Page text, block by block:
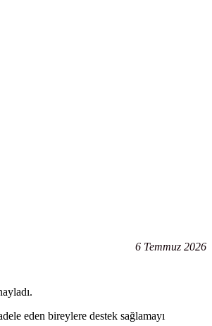
6 Temmuz 2026
eden bireylere destek sağlamayı